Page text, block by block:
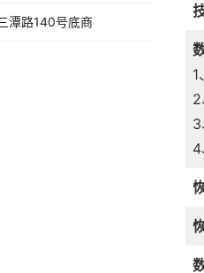
1
潭路140号底商